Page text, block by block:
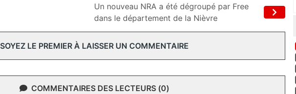
Un nouveau NRA a été dégroupé par Free
dans le département de la Nièvre
SOYEZ LE PREMIER À LAISSER UN COMMENTAIRE
COMMENTAIRES DES LECTEURS (0)